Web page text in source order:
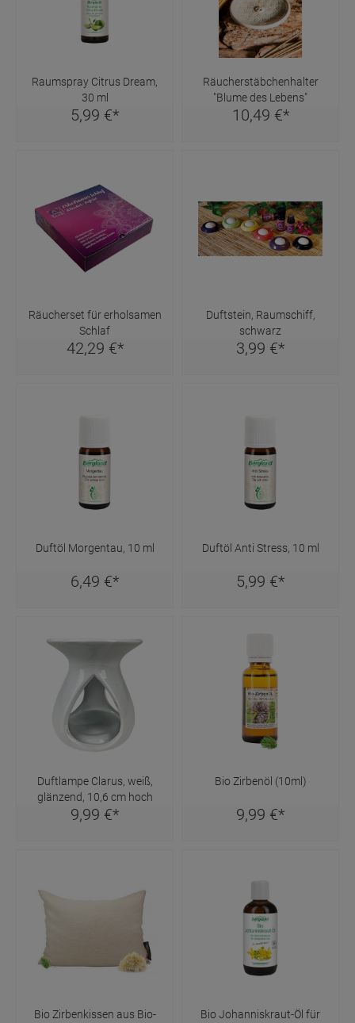
Raumspray Citrus Dream,
30 ml
5,99 €*
Räucherstäbchenhalter
"Blume des Lebens"
10,49 €*
Räucherset für erholsamen
Schlaf
42,29 €*
Duftstein, Raumschiff,
schwarz
3,99 €*
Duftöl Morgentau, 10 ml
6,49 €*
Duftöl Anti Stress, 10 ml
5,99 €*
Duftlampe Clarus, weiß,
glänzend, 10,6 cm hoch
9,99 €*
Bio Zirbenöl (10ml)
9,99 €*
Bio Zirbenkissen aus Bio- Bio Johanniskraut-Öl für